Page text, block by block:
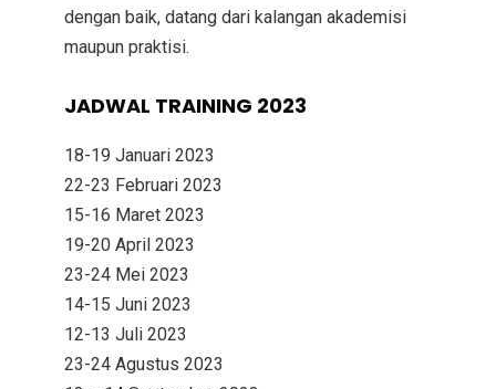
dengan baik, datang dari kalangan akademisi
maupun praktisi.
JADWAL TRAINING 2023
18-19 Januari 2023
22-23 Februari 2023
15-16 Maret 2023
19-20 April 2023
23-24 Mei 2023
14-15 Juni 2023
12-13 Juli 2023
23-24 Agustus 2023